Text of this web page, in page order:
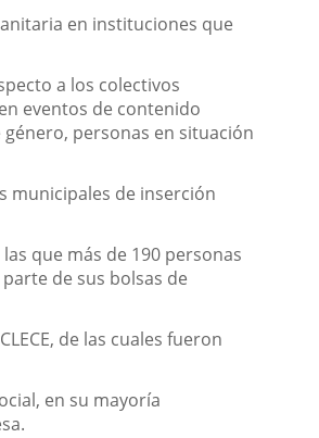
en instituciones que
a los colectivos
eventos de contenido
personas en situación
municipales de inserción
que más de 190 personas
de sus bolsas de
de las cuales fueron
en su mayoría